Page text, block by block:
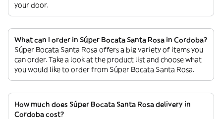
your door.
What can I order in Súper Bocata Santa Rosa in Cordoba?
Súper Bocata Santa Rosa offers a big variety of items you
can order. Take a look at the product list and choose what
you would like to order from Súper Bocata Santa Rosa.
How much does Súper Bocata Santa Rosa delivery in
Cordoba cost?